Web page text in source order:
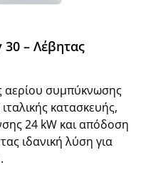
– Λέβητας
αερίου συμπύκνωσης
κατασκευής,
24 kW και απόδοση
ιδανική λύση για